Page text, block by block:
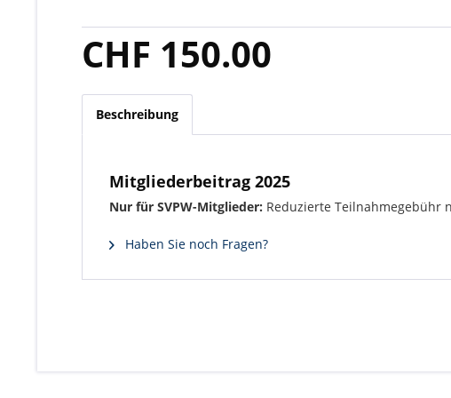
CHF 150.00
Beschreibung
Mitgliederbeitrag 2025
Nur für SVPW-Mitglieder: Reduzierte Teilnahmegebühr
Haben Sie noch Fragen?